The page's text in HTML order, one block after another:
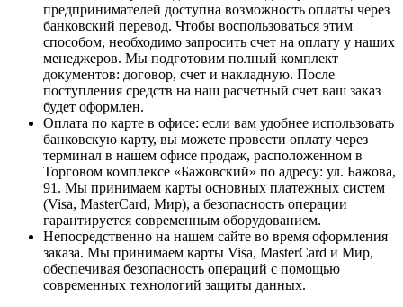
предпринимателей доступна возможность оплаты через
банковский перевод. Чтобы воспользоваться этим
способом, необходимо запросить счет на оплату у наших
менеджеров. Мы подготовим полный комплект
документов: договор, счет и накладную. После
поступления средств на наш расчетный счет ваш заказ
будет оформлен.
Оплата по карте в офисе: если вам удобнее использовать
банковскую карту, вы можете провести оплату через
терминал в нашем офисе продаж, расположенном в
Торговом комплексе «Бажовский» по адресу: ул. Бажова,
91. Мы принимаем карты основных платежных систем
(Visa, MasterCard, Мир), а безопасность операции
гарантируется современным оборудованием.
Непосредственно на нашем сайте во время оформления
заказа. Мы принимаем карты Visa, MasterCard и Мир,
обеспечивая безопасность операций с помощью
современных технологий защиты данных.